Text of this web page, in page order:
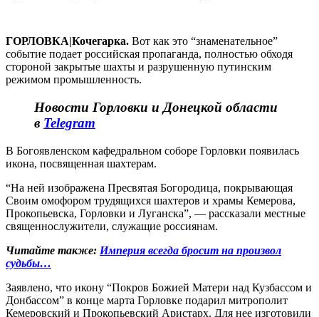
ГОРЛОВКА|Кочегарка. Вот как это “знаменательное”
событие подает российская пропаганда, полностью обходя
стороной закрытые шахты и разрушенную путинским
режимом промышленность.
Новости Горловки и Донецкой области
в Telegram
В Богоявленском кафедральном соборе Горловки появилась
икона, посвященная шахтерам.
“На ней изображена Пресвятая Богородица, покрывающая
Своим омофором трудящихся шахтеров и храмы Кемерова,
Прокопьевска, Горловки и Луганска”, — рассказали местные
священнослужители, служащие россиянам.
Читайте также: Империя всегда бросит на произвол
судьбы…
Заявлено, что икону “Покров Божией Матери над Кузбассом и
Донбассом” в конце марта Горловке подарил митрополит
Кемеровский и Прокопьевский Аристарх. Для нее изготовили